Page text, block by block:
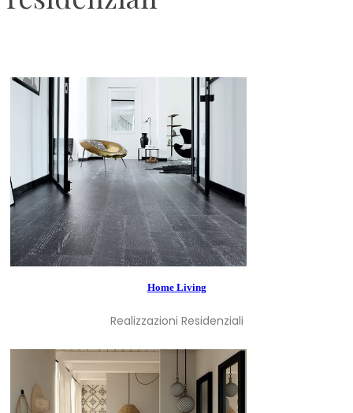
Home Living
Realizzazioni Residenziali